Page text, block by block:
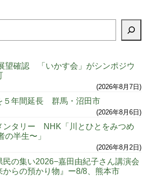
望確認 「いかす会」がシンポジウ
2026年8月7日
５年間延長 群馬・沼田市
2026年8月6日
ンタリー NHK「川とひとをみつめ
の半生〜」
2026年8月2日
の集い2026−嘉田由紀子さん講演会
からの預かり物』ー8/8、熊本市